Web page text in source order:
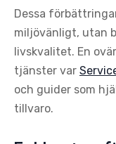
Dessa
miljövänligt, utan
livskvalitet. En
tjänster var
och guider som
tillvaro.